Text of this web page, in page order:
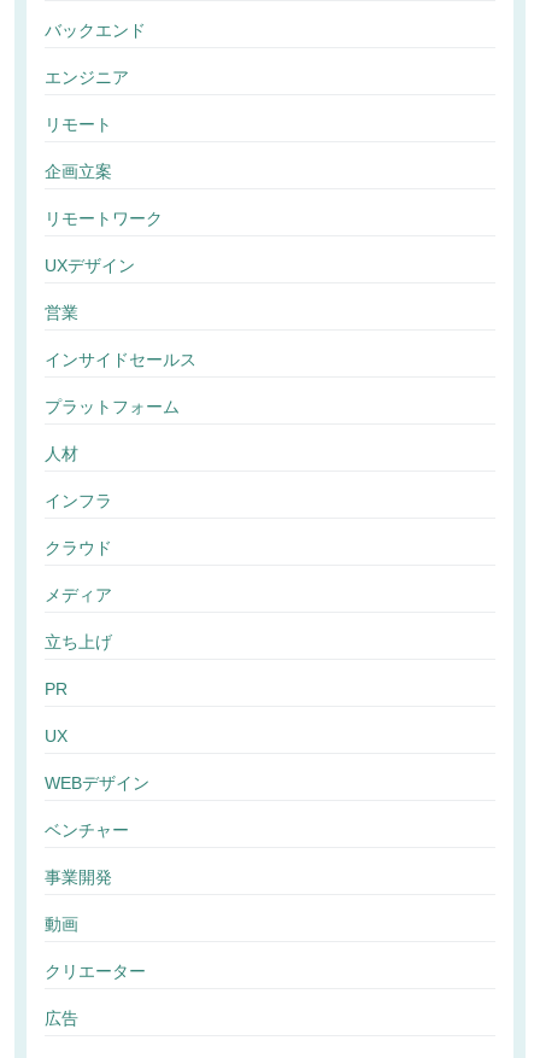
バックエンド
エンジニア
リモート
企画立案
リモートワーク
UXデザイン
営業
インサイドセールス
プラットフォーム
人材
インフラ
クラウド
メディア
立ち上げ
PR
UX
WEBデザイン
ベンチャー
事業開発
動画
クリエーター
広告